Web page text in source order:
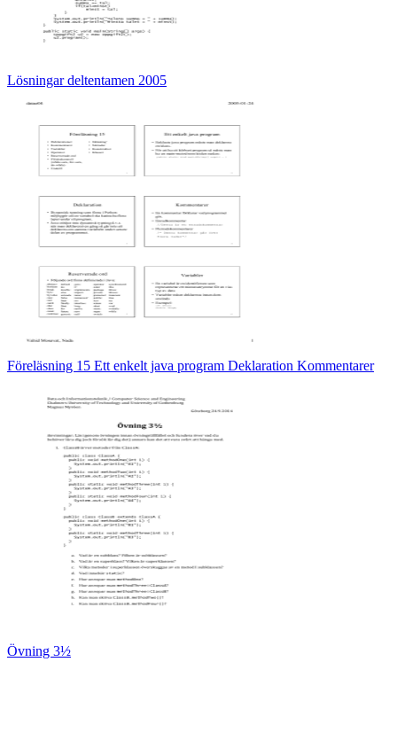
Lösningar deltentamen 2005
Föreläsning 15 Ett enkelt java program Deklaration Kommentarer
Övning 3½